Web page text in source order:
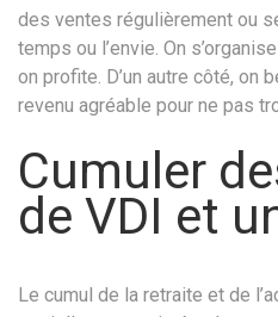
des ventes régulièrement ou
temps ou l’envie. On
on profite. D’un autre côté, on
revenu agréable pour ne pas
Cumuler
de VDI et
Le cumul de la retraite et de